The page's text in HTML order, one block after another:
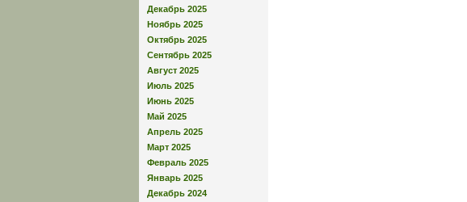
Декабрь 2025
Ноябрь 2025
Октябрь 2025
Сентябрь 2025
Август 2025
Июль 2025
Июнь 2025
Май 2025
Апрель 2025
Март 2025
Февраль 2025
Январь 2025
Декабрь 2024